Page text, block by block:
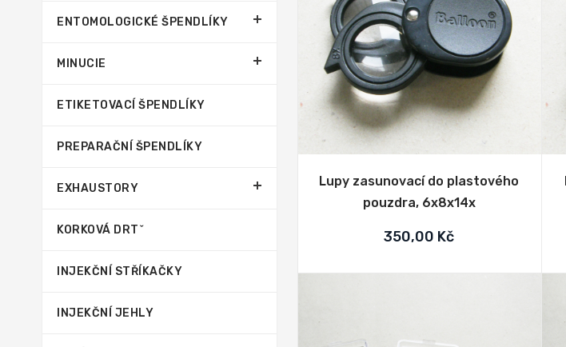
Lupy zasunovací do plastového
pouzdra, 6x8x14x
350,00 Kč
ENTOMOLOGICKÉ ŠPENDLÍKY
MINUCIE
ETIKETOVACÍ ŠPENDLÍKY
PREPARAČNÍ ŠPENDLÍKY
EXHAUSTORY
KORKOVÁ DRTˇ
INJEKČNÍ STŘÍKAČKY
INJEKČNÍ JEHLY